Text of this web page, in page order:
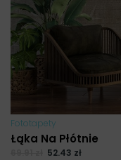
Fototapety
Łąka Na Płótnie
52.43 zł